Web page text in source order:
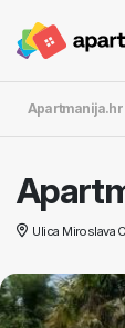
Apartmanija.hr
Ulica Miroslava